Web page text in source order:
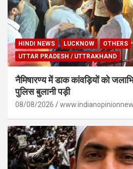
HINDI NEWS LUCKNOW
OTHERS
UTTAR PRADESH / UTTRAKHAND
नैमिषारण्य में डाक कांवड़ियों को
पुलिस बुलानी पड़ी
08/08/2026